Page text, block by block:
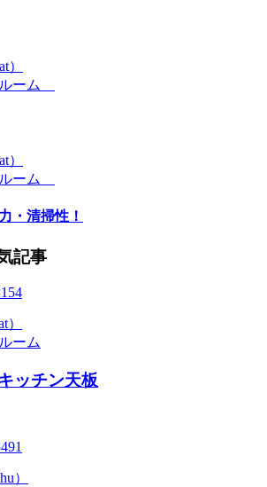
）
ーム
）
ーム
・清掃性！
記事
）
ーム
ッチン天板
）